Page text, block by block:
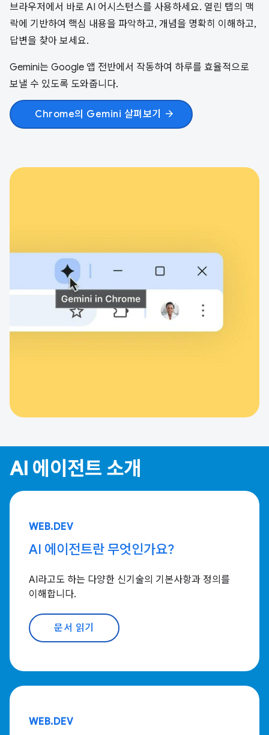
브라우저에서 바로 AI 어시스턴스를 사용하세요. 열린 탭의 맥
락에 기반하여 핵심 내용을 파악하고, 개념을 명확히 이해하고,
답변을 찾아 보세요.
Gemini는 Google 앱 전반에서 작동하여 하루를 효율적으로
보낼 수 있도록 도와줍니다.
Chrome의 Gemini 살펴보기 arrow_forward
AI 에이전트 소개
WEB.DEV
AI 에이전트란 무엇인가요?
AI라고도 하는 다양한 신기술의 기본사항과 정의를
이해합니다.
문서 읽기
WEB.DEV